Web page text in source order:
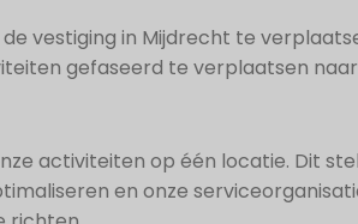
vestiging in Mijdrecht te
gefaseerd te verplaatsen
activiteiten op één locatie. Dit
en onze